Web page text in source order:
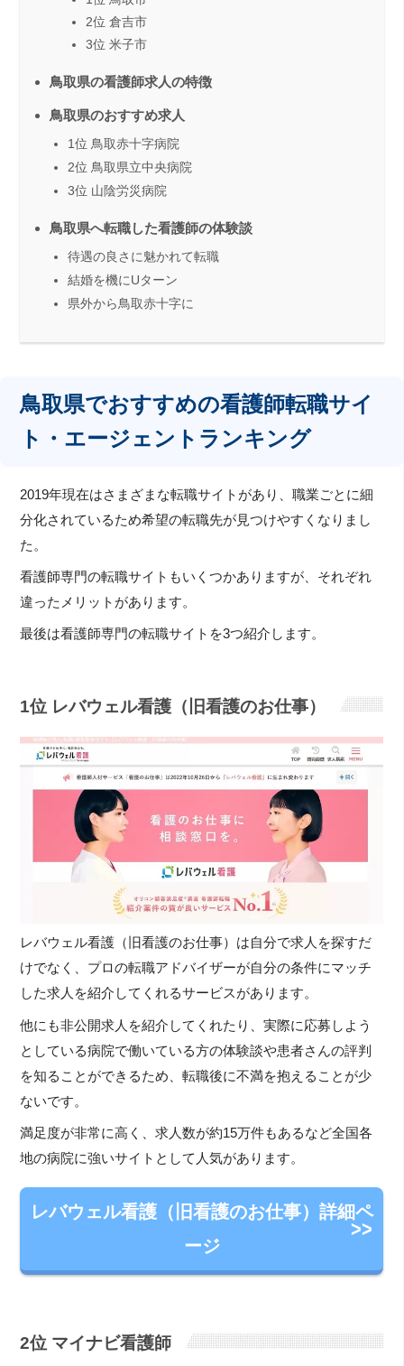
2位 倉吉市
3位 米子市
鳥取県の看護師求人の特徴
鳥取県のおすすめ求人
1位 鳥取赤十字病院
2位 鳥取県立中央病院
3位 山陰労災病院
鳥取県へ転職した看護師の体験談
待遇の良さに魅かれて転職
結婚を機にUターン
県外から鳥取赤十字に
鳥取県でおすすめの看護師転職サイ
ト・エージェントランキング
2019年現在はさまざまな転職サイトがあり、職業ごとに細
分化されているため希望の転職先が見つけやすくなりまし
た。
看護師専門の転職サイトもいくつかありますが、それぞれ
違ったメリットがあります。
最後は看護師専門の転職サイトを3つ紹介します。
1位 レバウェル看護（旧看護のお仕事）
レバウェル看護（旧看護のお仕事）は自分で求人を探すだ
けでなく、プロの転職アドバイザーが自分の条件にマッチ
した求人を紹介してくれるサービスがあります。
他にも非公開求人を紹介してくれたり、実際に応募しよう
としている病院で働いている方の体験談や患者さんの評判
を知ることができるため、転職後に不満を抱えることが少
ないです。
満足度が非常に高く、求人数が約15万件もあるなど全国各
地の病院に強いサイトとして人気があります。
レバウェル看護（旧看護のお仕事）詳細ペ
ージ
2位 マイナビ看護師